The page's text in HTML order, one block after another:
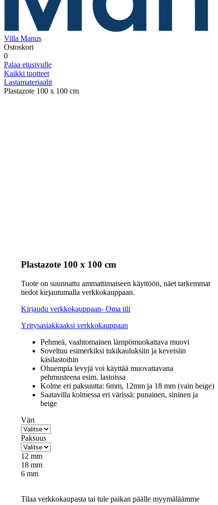
Villa Manus
Ostoskori
0
Palaa etusivulle
Kaikki tuotteet
Lastamateriaalit
Plastazote 100 x 100 cm
Plastazote 100 x 100 cm
Tuote on suunnattu ammattimaiseen käyttöön, näet tarkemmat
tiedot kirjautumalla verkkokauppaan.
Kirjaudu verkkokauppaan- Oma tili
Yritysasiakkaaksi verkkokauppaan
Pehmeä, vaahtomainen lämpömuokattava muovi
Soveltuu esimerkiksi tukikauluksiin ja keveisiin
käsilastoihin
Ohuempia levyjä voi käyttää muovattavana
pehmusteena esim. lastoissa
Kolme eri paksuutta: 6mm, 12mm ja 18 mm (vain beige)
Saatavilla kolmessa eri värissä: punainen, sininen ja
beige
Väri
Paksuus
12 mm
18 mm
6 mm
Tilaa verkkokaupasta tai tule paikan päälle myymäläämme